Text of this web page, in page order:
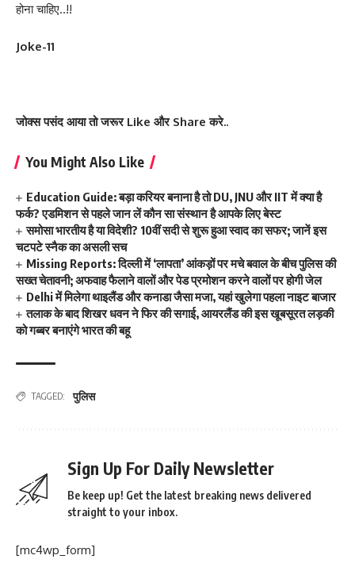
होना चाहिए..!!
Joke-11
जोक्स पसंद आया तो जरूर Like और Share करे..
You Might Also Like
Education Guide: बड़ा करियर बनाना है तो DU, JNU और IIT में क्या है
फर्क? एडमिशन से पहले जान लें कौन सा संस्थान है आपके लिए बेस्ट
समोसा भारतीय है या विदेशी? 10वीं सदी से शुरू हुआ स्वाद का सफर; जानें इस
चटपटे स्नैक का असली सच
Missing Reports: दिल्ली में ‘लापता’ आंकड़ों पर मचे बवाल के बीच पुलिस की
सख्त चेतावनी; अफवाह फैलाने वालों और पेड प्रमोशन करने वालों पर होगी जेल
Delhi में मिलेगा थाइलैंड और कनाडा जैसा मजा, यहां खुलेगा पहला नाइट बाजार
तलाक के बाद शिखर धवन ने फिर की सगाई, आयरलैंड की इस खूबसूरत लड़की
को गब्बर बनाएंगे भारत की बहू
TAGGED: पुलिस
Sign Up For Daily Newsletter
Be keep up! Get the latest breaking news delivered
straight to your inbox.
[mc4wp_form]